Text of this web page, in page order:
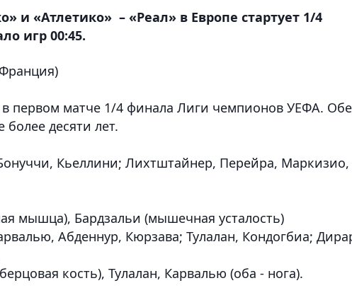
и «Атлетико» – «Реал» в Европе стартует 1/4
игр 00:45.
первом матче 1/4 финала Лиги чемпионов УЕФА. Обе
десяти лет.
Кьеллини; Лихтштайнер, Перейра, Маркизио,
мышца), Бардзальи (мышечная усталость)
Абденнур, Кюрзава; Тулалан, Кондогбиа;
кость), Тулалан, Карвалью (оба - нога).